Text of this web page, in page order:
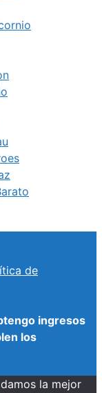
de
ingresos
los
la mejor